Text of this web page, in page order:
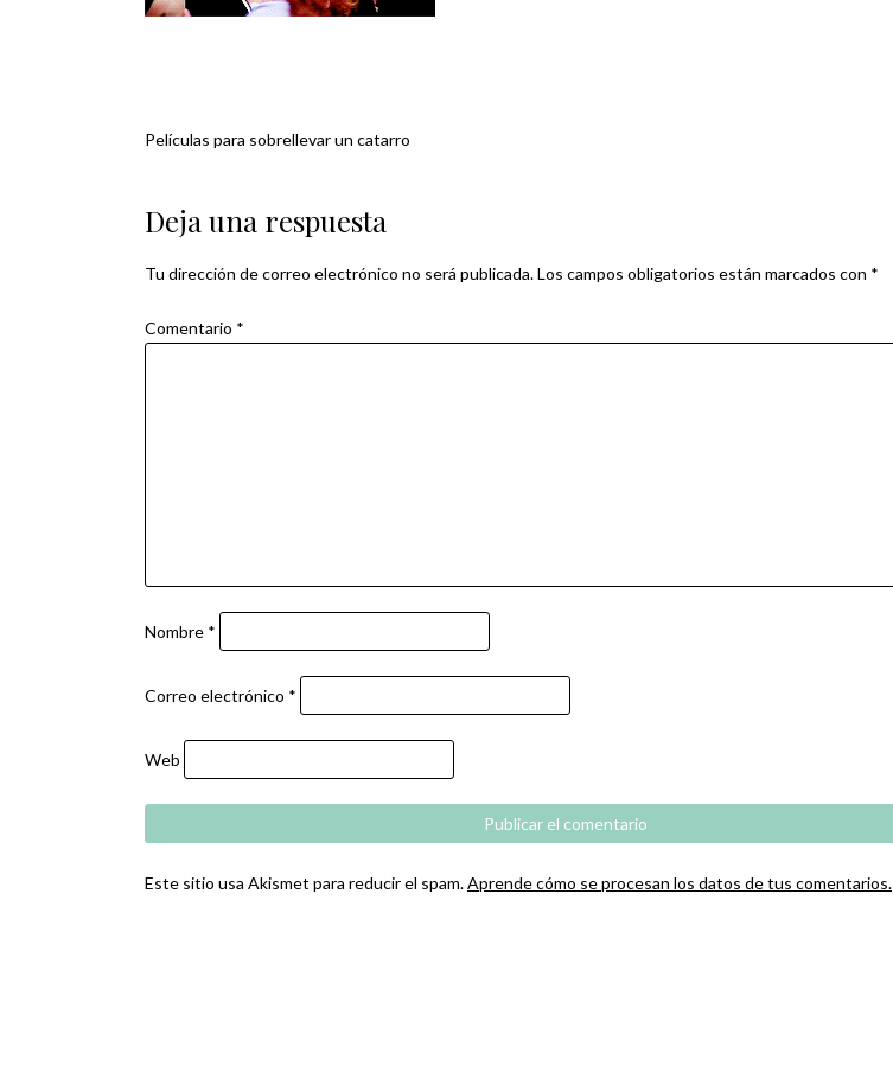
Navegación
de
entradas
Películas para sobrellevar un catarro
Deja una respuesta
Tu dirección de correo electrónico no será publicada.Los campos obligatorios están marcados con *
Comentario *
Nombre *
Correo electrónico *
Web
Este sitio usa Akismet para reducir el spam.Aprende cómo se procesan los datos de tus comentarios.